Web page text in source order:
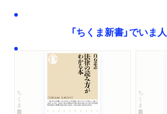
エット用健康食品による健康被害／食薬
品の違いのまとめ
第六章 サプリメントを飲む前に知って
日本の健康食品制度への提案／健康食品
すい理由／ビタミン剤を使うときは健康
「ちくま新書」でいま
ちくま新書 ちくま新書